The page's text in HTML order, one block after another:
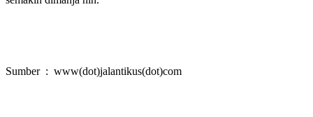
Sumber : www(dot)jalantikus(dot)com